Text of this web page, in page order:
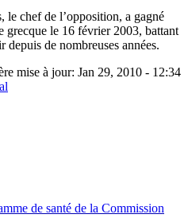
le chef de l’opposition, a gagné
grecque le 16 février 2003, battant
de nombreuses années.
mise à jour: Jan 29, 2010 - 12:34
de santé de la Commission